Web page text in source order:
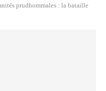
prudhommales : la bataille